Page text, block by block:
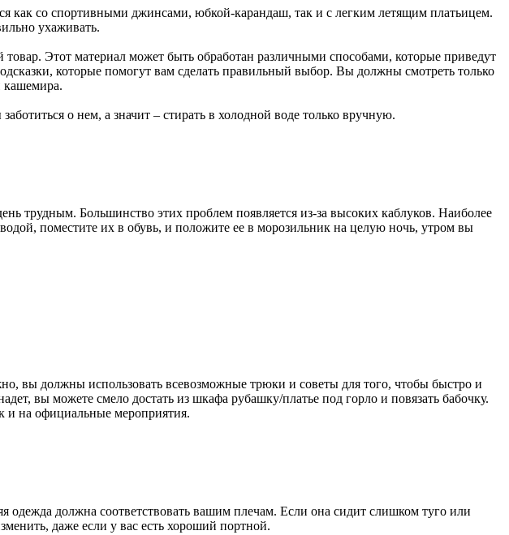
как со спортивными джинсами, юбкой-карандаш, так и с легким летящим платьицем.
ухаживать.
Этот материал может быть обработан различными способами, которые приведут
которые помогут вам сделать правильный выбор. Вы должны смотреть только
кашемира.
о нем, а значит – стирать в холодной воде только вручную.
трудным. Большинство этих проблем появляется из-за высоких каблуков. Наиболее
поместите их в обувь, и положите ее в морозильник на целую ночь, утром вы
вы должны использовать всевозможные трюки и советы для того, чтобы быстро и
вы можете смело достать из шкафа рубашку/платье под горло и повязать бабочку.
и на официальные мероприятия.
должна соответствовать вашим плечам. Если она сидит слишком туго или
даже если у вас есть хороший портной.